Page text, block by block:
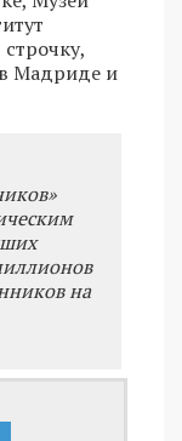
Maдриде и
на